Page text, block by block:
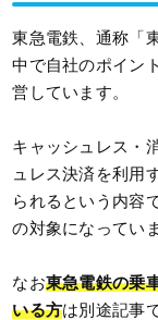
東急電鉄、通称「
中で自社のポイン
営しています。
キャッシュレス・
ュレス決済を利用
られるという内容
の対象になってい
なお東急電鉄の乗
いる方は別途記事